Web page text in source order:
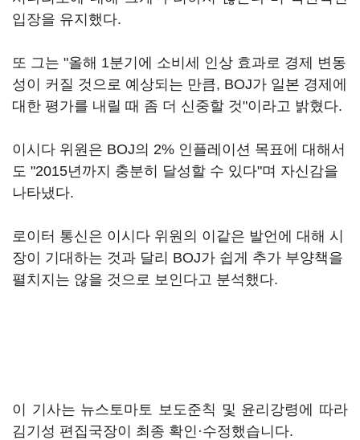
입장을 유지했다.
또 그는 "올해 1분기에 소비세 인상 효과로 경제 변동
성이 커질 것으로 예상되는 만큼, BOJ가 일본 경제에
대한 평가를 내릴 때 좀 더 신중할 것"이라고 밝혔다.
이시다 위원은 BOJ의 2% 인플레이션 목표에 대해서
도 "2015년까지 충분히 달성할 수 있다"며 자신감을
나타냈다.
로이터 통신은 이시다 위원의 이같은 발언에 대해 시
장이 기대하는 것과 달리 BOJ가 쉽게 추가 부양책을
펼치지는 않을 것으로 보인다고 분석했다.
이 기사는 뉴스토마토 보도준칙 및 윤리강령에 따라
김기성 편집국장이 최종 확인·수정했습니다.